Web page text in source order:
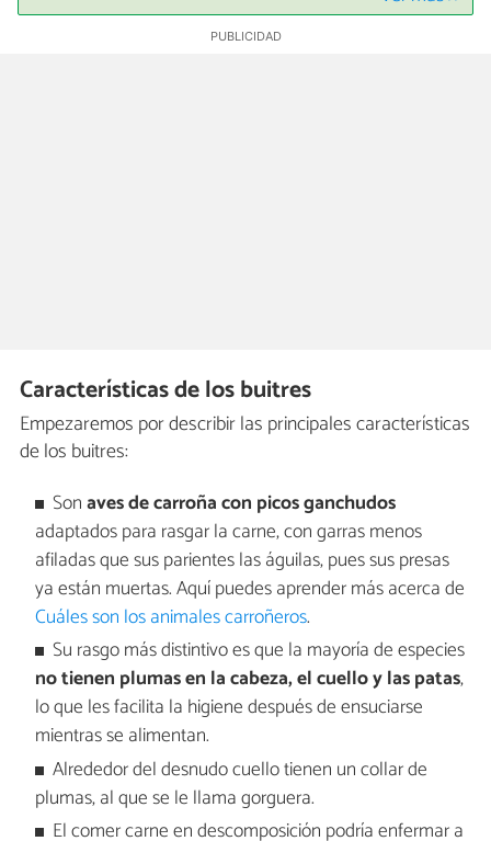
Características de los buitres
Empezaremos por describir las principales características
de los buitres:
Sonaves de carroña con picos ganchudos
adaptados para rasgar la carne, con garras menos
afiladas que sus parientes las águilas, pues sus presas
ya están muertas. Aquí puedes aprender más acerca de
Cuáles son los animales carroñeros.
Su rasgo más distintivo es que la mayoría de especies
no tienen plumas en la cabeza, el cuello y las patas,
lo que les facilita la higiene después de ensuciarse
mientras se alimentan.
Alrededor del desnudo cuello tienen un collar de
plumas, al que se le llama gorguera.
El comer carne en descomposición podría enfermar a